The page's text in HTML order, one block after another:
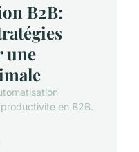
B2B:
une
en B2B.